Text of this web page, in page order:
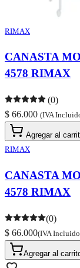
RIMAX
CANASTA
4578 RIMAX
(0)
$ 66.000 (IVA
Agregar al
RIMAX
CANASTA
4578 RIMAX
(0)
$ 66.000(IVA
Agregar al